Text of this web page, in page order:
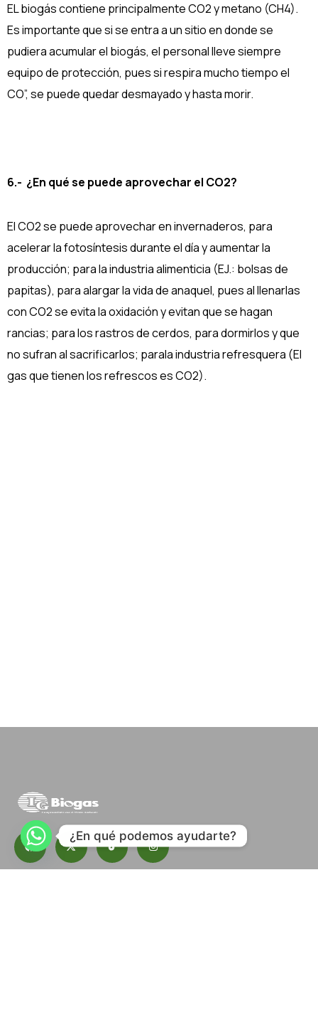
EL biogás contiene principalmente CO2 y metano (CH4).
Es importante que si se entra a un sitio en donde se
pudiera acumular el biogás, el personal lleve siempre
equipo de protección, pues si respira mucho tiempo el
CO”, se puede quedar desmayado y hasta morir.
6.- ¿En qué se puede aprovechar el CO2?
El CO2 se puede aprovechar en invernaderos, para
acelerar la fotosíntesis durante el día y aumentar la
producción; para la industria alimenticia (EJ.: bolsas de
papitas), para alargar la vida de anaquel, pues al llenarlas
con CO2 se evita la oxidación y evitan que se hagan
rancias; para los rastros de cerdos, para dormirlos y que
no sufran al sacrificarlos; parala industria refresquera (El
gas que tienen los refrescos es CO2).
¿En qué podemos ayudarte?